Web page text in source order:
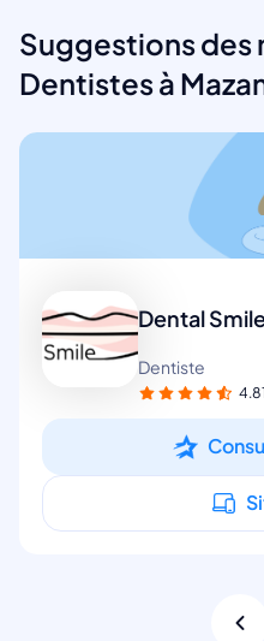
Suggestions des
Dentistes à
Dental
Dentiste